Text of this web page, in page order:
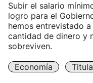
Subir el salario
logro para el
hemos entrevistado
cantidad de dinero y
sobreviven.
Economía